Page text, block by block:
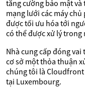
tăng cường bảo mật
mạng lưới các máy
được tối ưu hóa tới
có thể được xử lý trong
Nhà cung cấp đóng
cơ sở một thỏa thuận
chúng tôi là Cloudfront
tại Luxembourg.